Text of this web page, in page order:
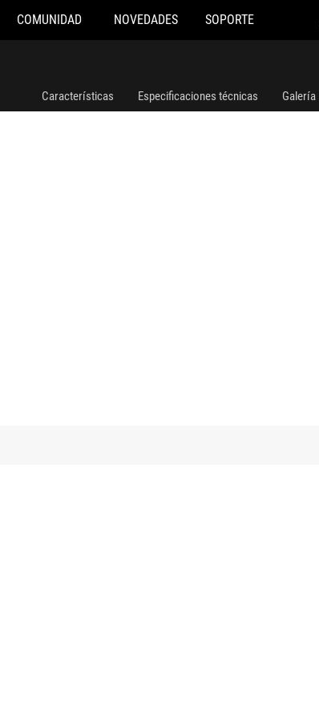
COMUNIDAD NOVEDADES SOPORTE
Características Especificaciones técnicas Galería